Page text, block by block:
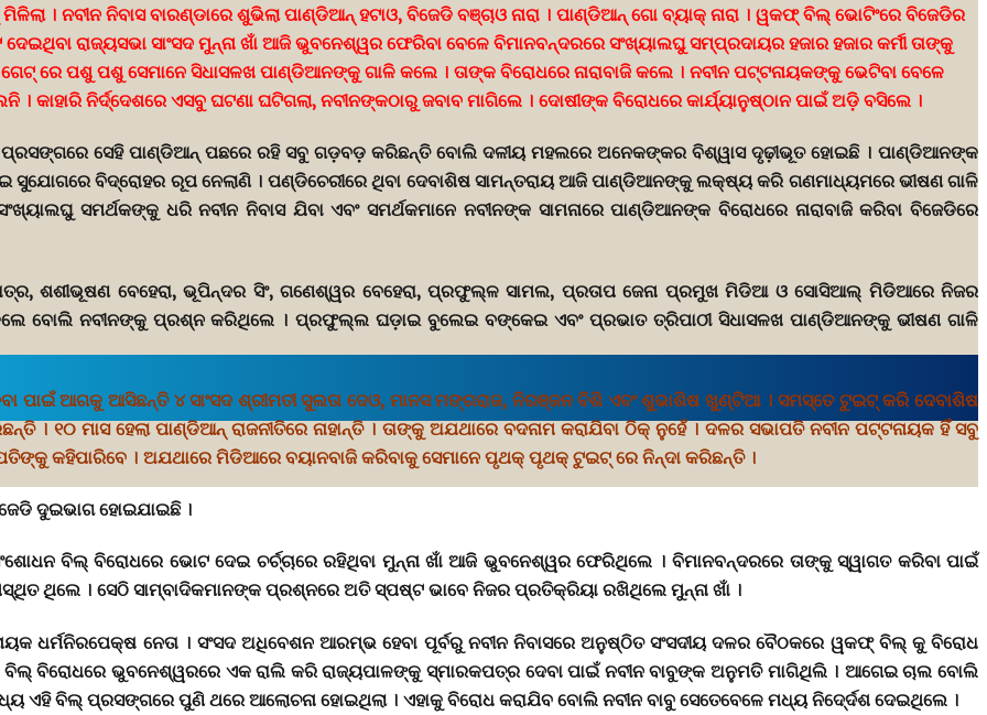
। ନବୀନ ନିବାସ ବାରଣ୍ଡାରେ ଶୁଭିଲା ପାଣ୍ଡିଆନ୍ ହଟାଓ, ବିଜେଡି ବଞ୍ଚାଓ ନାରା । ପାଣ୍ଡିଆନ୍ ଗୋ ବ୍ୟାକ୍ ନାରା । ୱକଫ୍ ବିଲ୍ ଭୋଟିଂରେ ବିଜେଡିର
ରାଜ୍ୟସଭା ସାଂସଦ ମୁନ୍ନା ଖାଁ ଆଜି ଭୁବନେଶ୍ୱର ଫେରିବା ବେଳେ ବିମାନବନ୍ଦରରେ ସଂଖ୍ୟାଲଘୁ ସମ୍ପ୍ରଦାୟର ହଜାର ହଜାର କର୍ମୀ ତାଙ୍କୁ
ରେ ପଶୁ ପଶୁ ସେମାନେ ସିଧାସଳଖ ପାଣ୍ଡିଆନଙ୍କୁ ଗାଳି କଲେ । ତାଙ୍କ ବିରୋଧରେ ନାରାବାଜି କଲେ । ନବୀନ ପଟ୍ଟନାୟକଙ୍କୁ ଭେଟିବା ବେଳେ
କାହାରି ନିର୍ଦ୍ଦେଶରେ ଏସବୁ ଘଟଣା ଘଟିଗଲା, ନବୀନଙ୍କଠାରୁ ଜବାବ ମାଗିଲେ । ଦୋଷୀଙ୍କ ବିରୋଧରେ କାର୍ଯ୍ୟାନୁଷ୍ଠାନ ପାଇଁ ଅଡ଼ି ବସିଲେ ।
ସେହି ପାଣ୍ଡିଆନ୍ ପଛରେ ରହି ସବୁ ଗଡ଼ବଡ଼ କରିଛନ୍ତି ବୋଲି ଦଳୀୟ ମହଲରେ ଅନେକଙ୍କର ବିଶ୍ୱାସ ଦୃଢ଼ୀଭୂତ ହୋଇଛି । ପାଣ୍ଡିଆନଙ୍କ
ସୁଯୋଗରେ ବିଦ୍ରୋହର ରୂପ ନେଲାଣି । ପଣ୍ଡିଚେରୀରେ ଥିବା ଦେବାଶିଷ ସାମନ୍ତରାୟ ଆଜି ପାଣ୍ଡିଆନଙ୍କୁ ଲକ୍ଷ୍ୟ କରି ଗଣମାଧ୍ୟମରେ ଭୀଷଣ ଗାଳି
ସମର୍ଥକଙ୍କୁ ଧରି ନବୀନ ନିବାସ ଯିବା ଏବଂ ସମର୍ଥକମାନେ ନବୀନଙ୍କ ସାମନାରେ ପାଣ୍ଡିଆନଙ୍କ ବିରୋଧରେ ନାରାବାଜି କରିବା ବିଜେଡିରେ
ଶଶୀଭୂଷଣ ବେହେରା, ଭୂପିନ୍ଦର ସିଂ, ଗଣେଶ୍ୱର ବେହେରା, ପ୍ରଫୁଲ୍ଳ ସାମଲ, ପ୍ରତାପ ଜେନା ପ୍ରମୁଖ ମିଡିଆ ଓ ସୋସିଆଲ୍ ମିଡିଆରେ ନିଜର
କଲେ ବୋଲି ନବୀନଙ୍କୁ ପ୍ରଶ୍ନ କରିଥିଲେ । ପ୍ରଫୁଲ୍ଲ ଘଡ଼ାଇ ବୁଲେଇ ବଙ୍କେଇ ଏବଂ ପ୍ରଭାତ ତ୍ରିପାଠୀ ସିଧାସଳଖ ପାଣ୍ଡିଆନଙ୍କୁ ଭୀଷଣ ଗାଳି
ପାଇଁ ଆଗକୁ ଆସିଛନ୍ତି ୪ ସାଂସଦ ଶ୍ରୀମତୀ ସୁଲତା ଦେଓ, ମାନସ ମଙ୍ଗରାଜ, ନିରଞ୍ଜନ ବିଶି ଏବଂ ଶୁଭାଶିଷ ଖୁଣ୍ଟିଆ । ସମସ୍ତେ ଟୁଇଟ୍ କରି ଦେବାଶିଷ
। ୧୦ ମାସ ହେଲା ପାଣ୍ଡିଆନ୍ ରାଜନୀତିରେ ନାହାନ୍ତି । ତାଙ୍କୁ ଅଯଥାରେ ବଦନାମ କରାଯିବା ଠିକ୍ ନୁହେଁ । ଦଳର ସଭାପତି ନବୀନ ପଟ୍ଟନାୟକ ହିଁ ସବୁ
କହିପାରିବେ । ଅଯଥାରେ ମିଡିଆରେ ବୟାନବାଜି କରିବାକୁ ସେମାନେ ପୃଥକ୍ ପୃଥକ୍ ଟୁଇଟ୍ ରେ ନିନ୍ଦା କରିଛନ୍ତି ।
ଦୁଇଭାଗ ହୋଇଯାଇଛି ।
ବିଲ୍ ବିରୋଧରେ ଭୋଟ ଦେଇ ଚର୍ଚ୍ଚାରେ ରହିଥିବା ମୁନ୍ନା ଖାଁ ଆଜି ଭୁବନେଶ୍ୱର ଫେରିଥିଲେ । ବିମାନବନ୍ଦରରେ ତାଙ୍କୁ ସ୍ୱାଗତ କରିବା ପାଇଁ
ଥିଲେ । ସେଠି ସାମ୍ବାଦିକମାନଙ୍କ ପ୍ରଶ୍ନରେ ଅତି ସ୍ପଷ୍ଟ ଭାବେ ନିଜର ପ୍ରତିକ୍ରିୟା ରଖିଥିଲେ ମୁନ୍ନା ଖାଁ ।
ଧର୍ମନିରପେକ୍ଷ ନେତା । ସଂସଦ ଅଧିବେଶନ ଆରମ୍ଭ ହେବା ପୂର୍ବରୁ ନବୀନ ନିବାସରେ ଅନୁଷ୍ଠିତ ସଂସଦୀୟ ଦଳର ବୈଠକରେ ୱକଫ୍ ବିଲ୍ କୁ ବିରୋଧ
ବିଲ୍ ବିରୋଧରେ ଭୁବନେଶ୍ୱରରେ ଏକ ରାଲି କରି ରାଜ୍ୟପାଳଙ୍କୁ ସ୍ମାରକପତ୍ର ଦେବା ପାଇଁ ନବୀନ ବାବୁଙ୍କ ଅନୁମତି ମାଗିଥିଲି । ଆଗେଇ ଚାଲ ବୋଲି
ଏହି ବିଲ୍ ପ୍ରସଙ୍ଗରେ ପୁଣି ଥରେ ଆଲୋଚନା ହୋଇଥିଲା । ଏହାକୁ ବିରୋଧ କରାଯିବ ବୋଲି ନବୀନ ବାବୁ ସେତେବେଳେ ମଧ୍ୟ ନିଦେ୍ର୍ଦଶ ଦେଇଥିଲେ ।